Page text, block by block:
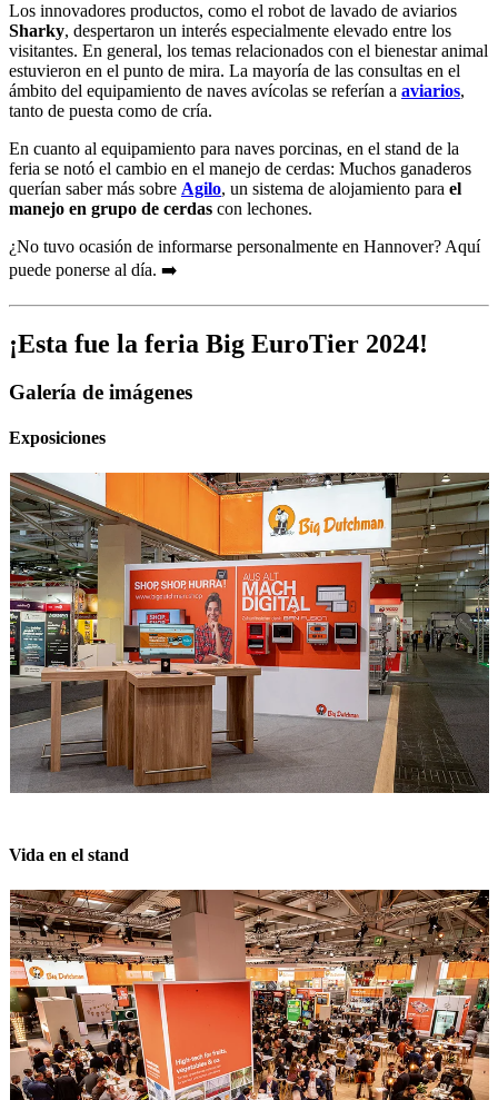
Los innovadores productos, como el robot de lavado de aviarios
Sharky, despertaron un interés especialmente elevado entre los
visitantes. En general, los temas relacionados con el bienestar animal
estuvieron en el punto de mira. La mayoría de las consultas en el
ámbito del equipamiento de naves avícolas se referían a aviarios,
tanto de puesta como de cría.
En cuanto al equipamiento para naves porcinas, en el stand de la
feria se notó el cambio en el manejo de cerdas: Muchos ganaderos
querían saber más sobre Agilo, un sistema de alojamiento para el
manejo en grupo de cerdas con lechones.
¿No tuvo ocasión de informarse personalmente en Hannover? Aquí
puede ponerse al día. ➡️
¡Esta fue la feria Big EuroTier 2024!
Galería de imágenes
Exposiciones
Vida en el stand